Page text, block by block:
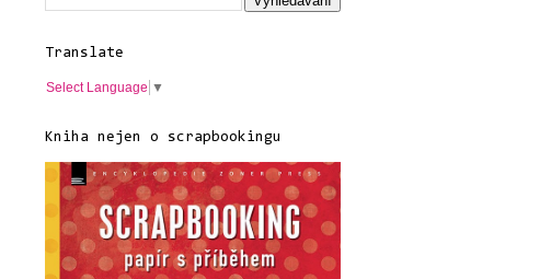
Translate
Select Language ▼
Kniha nejen o scrapbookingu